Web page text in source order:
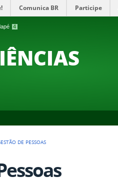
4
Comunica BR Participe
DE PESSOAS